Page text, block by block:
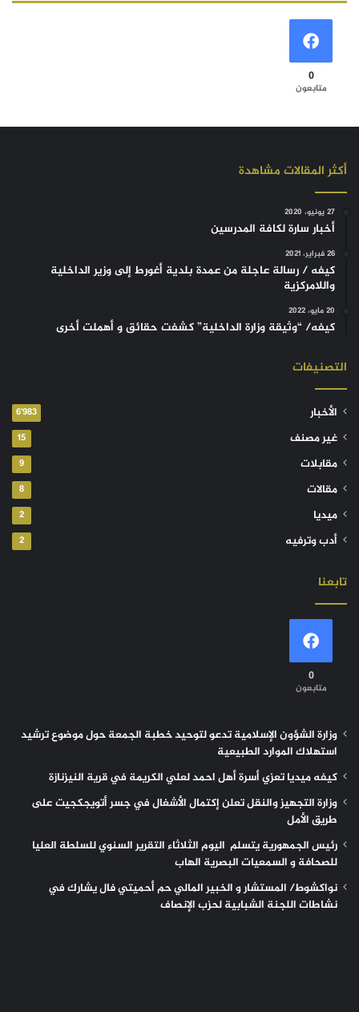
0
متابعون
أكثر المقالات مشاهدة
27 يونيو، 2020
أخبار سارة لكافة المدرسين
26 فبراير، 2021
كيفه / رسالة عاجلة من عمدة بلدية أغورط إلى وزير الداخلية
واللامركزية
20 مايو، 2022
كيفه/ “وثيقة وزارة الداخلية” كشفت حقائق و أهملت أخرى
التصنيفات
الأخبار 6٬983
غير مصنف 15
مقابلات 9
مقالات 8
ميديا 2
أدب وترفيه 2
تابعنا
0
متابعون
وزارة الشؤون الإسلامية تدعو لتوحيد خطبة الجمعة حول موضوع ترشيد
استهلاك الموارد الطبيعية
كيفه ميديا تعزي أسرة أهل احمد لعلي الكريمة في قرية النيزنازة
وزارة التجهيز والنقل تعلن إكتمال الأشغال في جسر أتويجكجيت على
طريق الأمل
رئيس الجمهورية يتسلم اليوم الثلاثاء التقرير السنوي للسلطة العليا
للصحافة و السمعيات البصرية الهاب
نواكشوط/ المستشار و الخبير المالي حم أحميتي فال يشارك في
نشاطات اللجنة الشبابية لحزب الإنصاف